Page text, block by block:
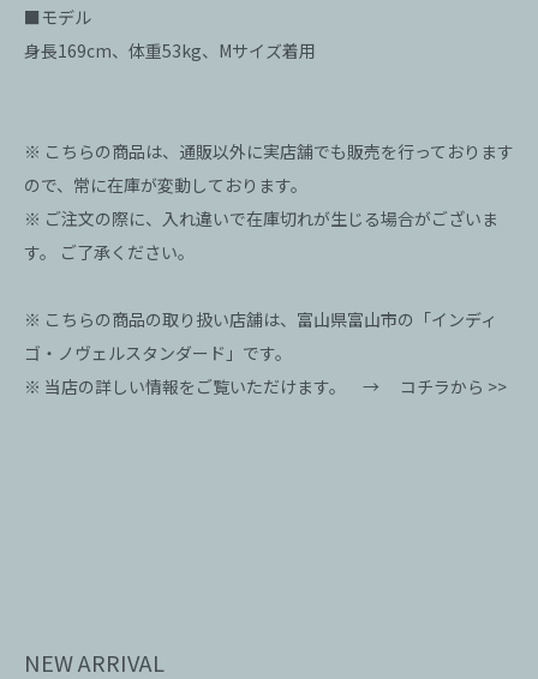
■モデル
身長169cm、体重53kg、Mサイズ着用
※ こちらの商品は、通販以外に実店舗でも販売を行っております
ので、常に在庫が変動しております。
※ ご注文の際に、入れ違いで在庫切れが生じる場合がございま
す。 ご了承ください。
※ こちらの商品の取り扱い店舗は、富山県富山市の「インディ
ゴ・ノヴェルスタンダード」です。
※ 当店の詳しい情報をご覧いただけます。 → コチラから >>
NEW ARRIVAL